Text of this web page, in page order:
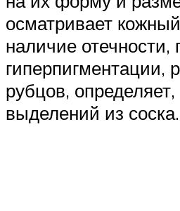
осматривает
наличие отечности,
гиперпигментации,
рубцов, определяет,
выделений из соска.